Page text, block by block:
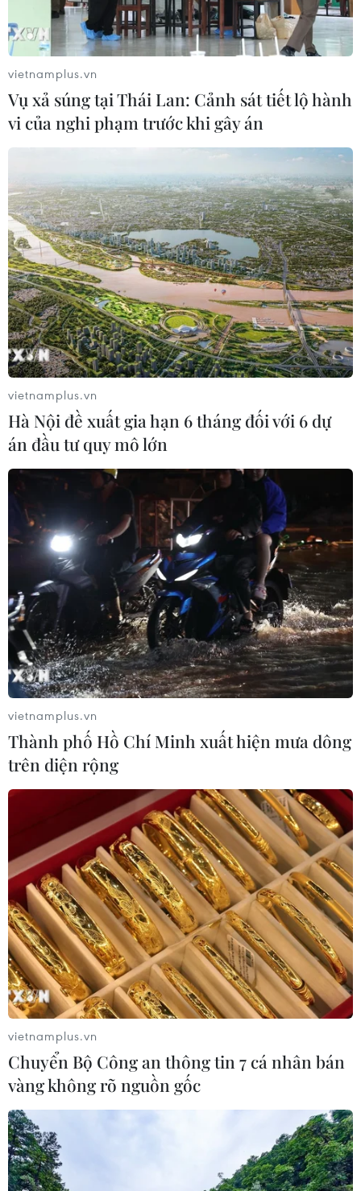
Mở ra không gian phát triển mới
Gỡ "điểm nghẽn" ở cấp cơ sở
TIN LIÊN QUAN
Đà Nẵng, Tuyên Quang, Bình Định chuẩn
bị hoạt động của đơn vị cấp xã sau sắp xếp
18/06/2025 10:43
Các địa phương Đà Nẵng, Tuyên Quang và Bình Định
đã triển khai công tác chuẩn bị hoạt động của đơn vị
hành chính cấp xã sau sắp xếp, vận hành thử nghiệm
mô hình chính quyền địa phương 2 cấp.
Hà Nội: Tăng tốc kiểm soát thủ tục hành
chính sau khi sắp xếp đơn vị hành chính
16/06/2025 13:34
Hà Nội giao UBND các quận, huyện, thị xã phối hợp
các sở, ngành và Trung tâm Phục vụ hành chính công
để xử lý các thủ tục đã tiếp nhận trước ngày 30/6, bảo
đảm việc giải quyết không bị gián đoạn.
vietnamplus.vn
Vụ xả súng tại Thái Lan: Cảnh sát tiết lộ hành
vi của nghi phạm trước khi gây án
vietnamplus.vn
Hà Nội đề xuất gia hạn 6 tháng đối với 6 dự
án đầu tư quy mô lớn
vietnamplus.vn
Thành phố Hồ Chí Minh xuất hiện mưa dông
trên diện rộng
vietnamplus.vn
Chuyển Bộ Công an thông tin 7 cá nhân bán
vàng không rõ nguồn gốc